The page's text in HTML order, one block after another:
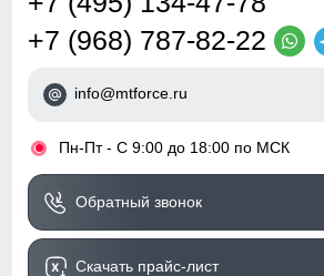
+7 (968) 787-82-22
info@mtforce.ru
• Пн-Пт - С 9:00 до 18:00 по МСК
Обратный звонок
Скачать прайс-лист